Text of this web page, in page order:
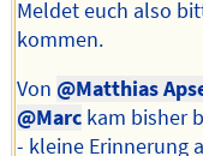
Meldet euch also
kommen.
Von@Matthias
@Marc kam bisher
- kleine Erinnerung